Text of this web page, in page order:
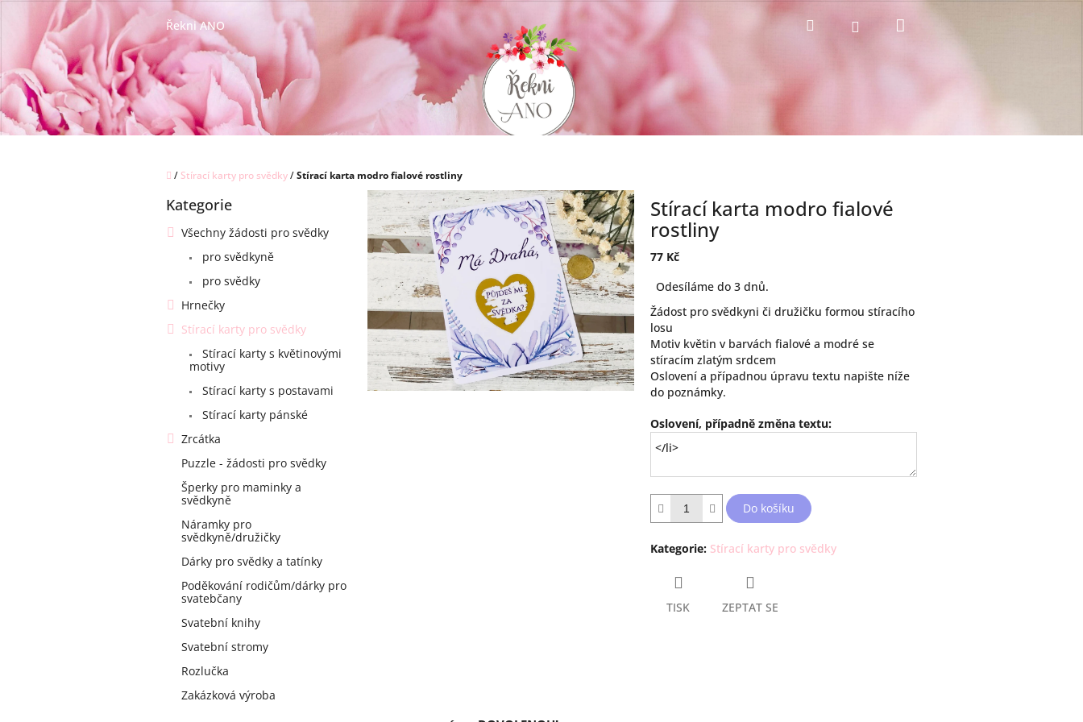
Přejít
Řekni ANO Hledat PřihlášeníNákupní
Domů
/ Stírací karty pro svědky/Stírací karta modro fialové rostliny
Přeskočit
Kategorie
Všechny žádosti pro svědky
pro svědkyně
pro svědky
Hrnečky
Stírací karty pro svědky
Stírací karty s květinovými
motivy
Stírací karty s postavami
Stírací karty pánské
Zrcátka
Puzzle - žádosti pro svědky
Šperky pro maminky a
svědkyně
Náramky pro
svědkyně/družičky
Dárky pro svědky a tatínky
Poděkování rodičům/dárky pro
svatebčany
Svatební knihy
Svatební stromy
Rozlučka
Zakázková výroba
Stírací karta modro fialové
rostliny
77 Kč
cena:
Odesíláme do 3 dnů.
Žádost pro svědkyni či družičku formou stíracího
losu
Motiv květin v barvách fialové a modré se
stíracím zlatým srdcem
Oslovení a případnou úpravu textu napište níže
do poznámky.
Oslovení, případně změna textu:
Do košíku
Kategorie: Stírací karty pro svědky
TISK ZEPTAT SE